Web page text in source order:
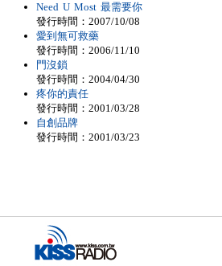
Need U Most 最需要你
發行時間：2007/10/08
愛到無可救藥
發行時間：2006/11/10
門沒鎖
發行時間：2004/04/30
疼你的責任
發行時間：2001/03/28
自創品牌
發行時間：2001/03/23